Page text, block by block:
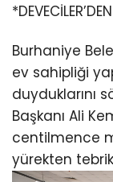
Burhaniye
ev sahipliği
duyduklarını
Başkanı Ali
centilmence
yürekten